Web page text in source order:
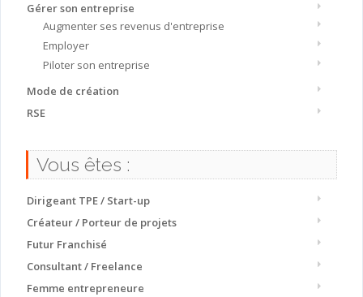
Gérer son entreprise
Augmenter ses revenus d'entreprise
Employer
Piloter son entreprise
Mode de création
RSE
Vous êtes :
Dirigeant TPE / Start-up
Créateur / Porteur de projets
Futur Franchisé
Consultant / Freelance
Femme entrepreneure